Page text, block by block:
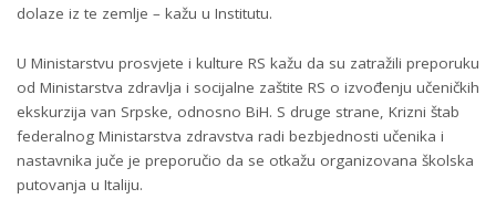
dolaze iz te zemlje – kažu u Institutu.
U Ministarstvu prosvjete i kulture RS kažu da su zatražili preporuku
od Ministarstva zdravlja i socijalne zaštite RS o izvođenju učeničkih
ekskurzija van Srpske, odnosno BiH. S druge strane, Krizni štab
federalnog Ministarstva zdravstva radi bezbjednosti učenika i
nastavnika juče je preporučio da se otkažu organizovana školska
putovanja u Italiju.